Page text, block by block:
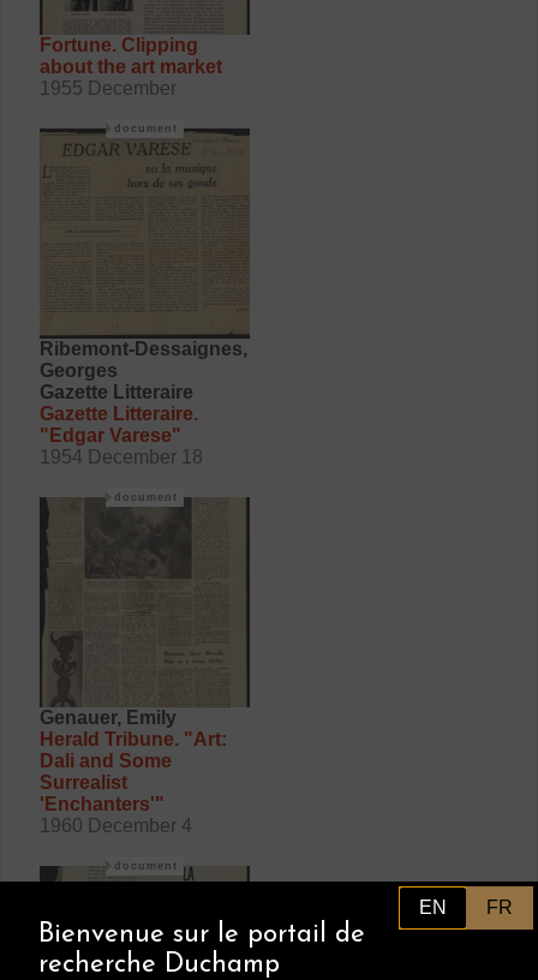
Fortune. Clipping
about the art market
1955 December
Ribemont-Dessaignes,
Georges
Gazette Litteraire
Gazette Litteraire.
"Edgar Varese"
1954 December 18
document
Genauer, Emily
Herald Tribune. "Art:
Dali and Some
Surrealist
'Enchanters'"
1960 December 4
document
document
EN FR
Bienvenue sur le portail de
recherche Duchamp